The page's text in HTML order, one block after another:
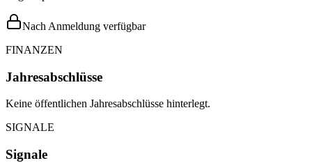
Nach Anmeldung verfügbar
FINANZEN
Jahresabschlüsse
Keine öffentlichen Jahresabschlüsse hinterlegt.
SIGNALE
Signale